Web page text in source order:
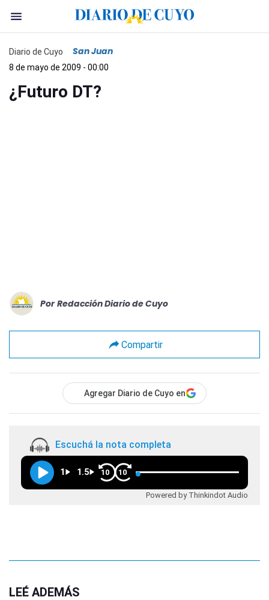
Diario de Cuyo San Juan
8 de mayo de 2009 - 00:00
¿Futuro DT?
Por Redacción Diario de Cuyo
Compartir
Agregar Diario de Cuyo en
Escuchá la nota completa
1 1.5 10 10
Powered by Thinkindot Audio
LEÉ ADEMÁS